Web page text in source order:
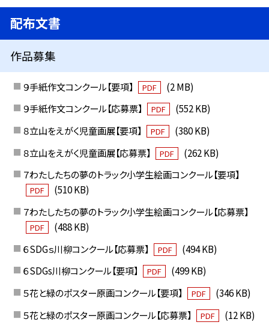
配布文書
作品募集
９手紙作文コンクール【要項】 PDF
(2 MB)
９手紙作文コンクール【応募票】
PDF
(552 KB)
８立山をえがく児童画展【要項】
PDF
(380 KB)
８立山をえがく児童画展【応募票】
PDF
(262 KB)
７わたしたちの夢のトラック小学生絵画コンクール【要項】
PDF
(510 KB)
７わたしたちの夢のトラック小学生絵画コンクール【応募票】
PDF
(488 KB)
６SDGｓ川柳コンクール【応募票】
PDF
(494 KB)
６SDGs川柳コンクール【要項】
PDF
(499 KB)
５花と緑のポスター原画コンクール【要項】
PDF
(346 KB)
５花と緑のポスター原画コンクール【応募票】
PDF (12 KB)